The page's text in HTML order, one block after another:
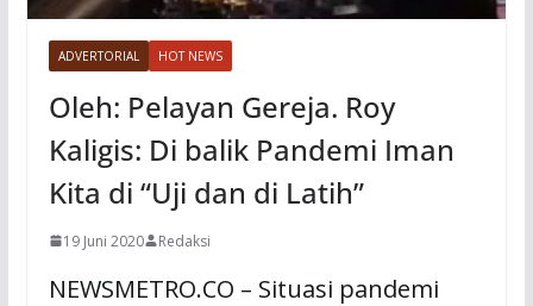
ADVERTORIAL HOT NEWS
Oleh: Pelayan Gereja. Roy
Kaligis: Di balik Pandemi Iman
Kita di “Uji dan di Latih”
19 Juni 2020 Redaksi
NEWSMETRO.CO – Situasi pandemi